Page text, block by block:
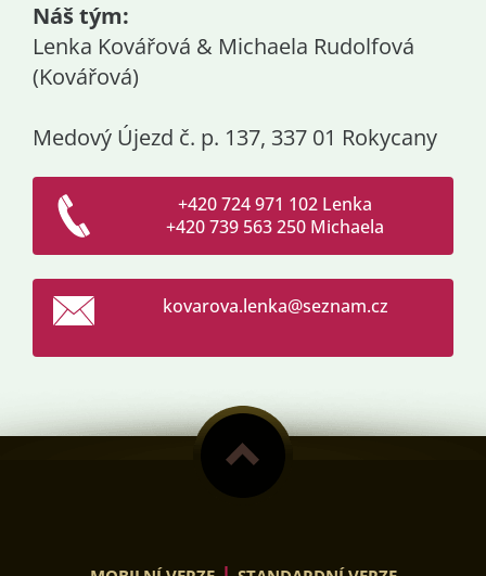
Náš tým:
Lenka Kovářová & Michaela Rudolfová
(Kovářová)
Medový Újezd č. p. 137, 337 01 Rokycany
+420 724 971 102 Lenka
+420 739 563 250 Michaela
kovarova.lenka@seznam.cz